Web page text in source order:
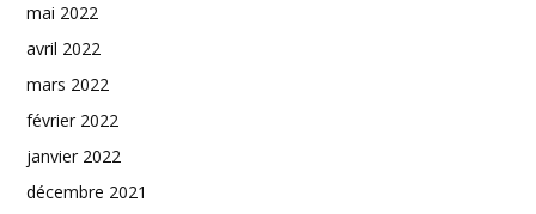
mai 2022
avril 2022
mars 2022
février 2022
janvier 2022
décembre 2021